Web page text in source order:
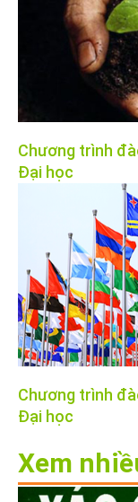
Chương trình
Đại học
Chương trình
Đại học
Xem